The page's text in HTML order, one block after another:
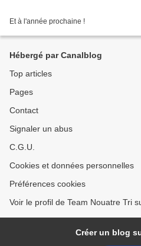
Et à l'année prochaine !
Hébergé par Canalblog
Top articles
Pages
Contact
Signaler un abus
C.G.U.
Cookies et données personnelles
Préférences cookies
Voir le profil de Team Nouatre Tri
Créer un blog